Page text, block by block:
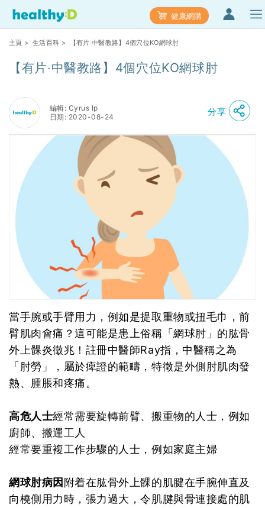
健康網購
主頁 > 生活百科 > 【有片‧中醫教路】4個穴位KO網球肘
【有片‧中醫教路】4個穴位KO網球肘
編輯: Cyrus Ip
日期: 2020-08-24
分享
當手腕或手臂用力，例如是提取重物或扭毛巾，前
臂肌肉會痛？這可能是患上俗稱「網球肘」的肱骨
外上髁炎徵兆！註冊中醫師Ray指，中醫稱之為
「肘勞」，屬於痺證的範疇，特徵是外側肘肌肉發
熱、腫脹和疼痛。
高危人士經常需要旋轉前臂、搬重物的人士，例如
廚師、搬運工人
經常要重複工作步驟的人士，例如家庭主婦
網球肘病因 附着在肱骨外上髁的肌腱在手腕伸直及
向橈側用力時，張力過大，令肌腱與骨連接處的肌